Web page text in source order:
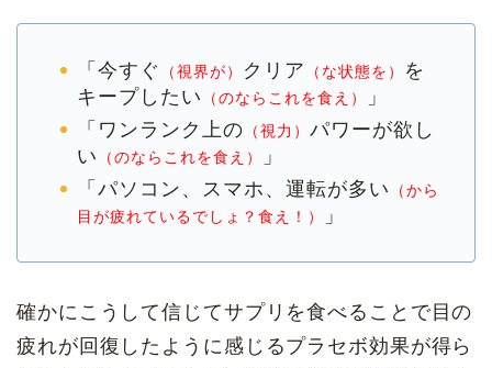
「今すぐ （視界が） クリア （な状態を）
を
キープしたい
（のならこれを食え）
」
「ワンランク上の （視力） パワーが欲し
い
（のならこれを食え）
」
「パソコン、スマホ、運転が多い
（から
目が疲れているでしょ？食え！）
」
確かにこうして信じてサプリを食べることで目の
疲れが回復したように感じるプラセボ効果が得ら